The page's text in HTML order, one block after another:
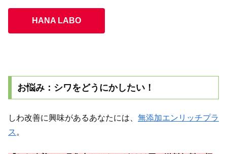
HANA LABO
お悩み：シワをどうにかしたい！
しわ改善に興味があるあなたには、 無添加エンリッチプラ
ス 。